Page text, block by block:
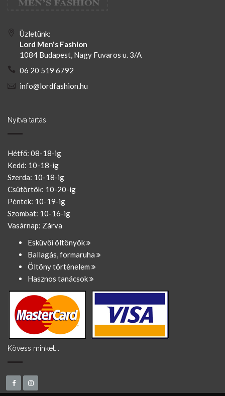
Üzletünk:
Lord Men's Fashion
1084 Budapest, Nagy Fuvaros u. 3/A
06 20 519 6792
info@lordfashion.hu
Nyitva tartás
Hétfő: 08-18-ig
Kedd: 10-18-ig
Szerda: 10-18-ig
Csütörtök: 10-20-ig
Péntek: 10-19-ig
Szombat: 10-16-ig
Vasárnap: Zárva
Esküvői öltönyök
Ballagás, formaruha
Öltöny történelem
Hasznos tanácsok
Kövess minket...